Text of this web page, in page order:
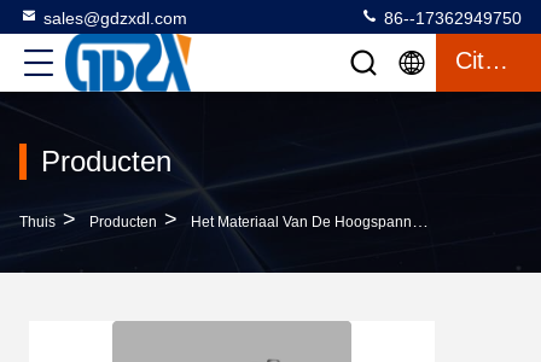
sales@gdzxdl.com 86--17362949750
Citaat
Producten
Thuis > Producten > Het Materiaal Van De Hoogspanningstest